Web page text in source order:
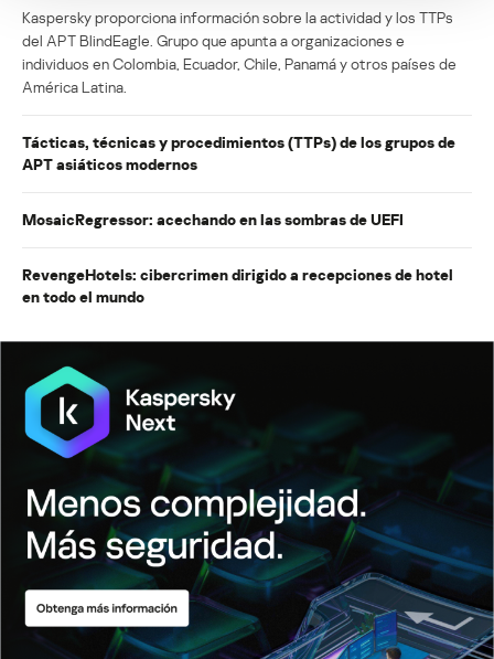
Kaspersky proporciona información sobre la actividad y los TTPs
del APT BlindEagle. Grupo que apunta a organizaciones e
individuos en Colombia, Ecuador, Chile, Panamá y otros países de
América Latina.
Tácticas, técnicas y procedimientos (TTPs) de los grupos de
APT asiáticos modernos
MosaicRegressor: acechando en las sombras de UEFI
RevengeHotels: cibercrimen dirigido a recepciones de hotel
en todo el mundo